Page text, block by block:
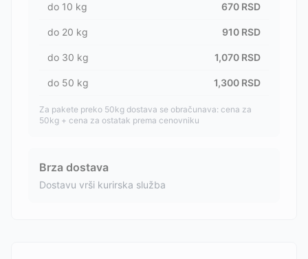
do 10 kg 670 RSD
do 20 kg 910 RSD
do 30 kg 1,070 RSD
do 50 kg 1,300 RSD
Za pakete preko 50kg dostava se obračunava: cena za
50kg + cena za ostatak prema cenovniku
Brza dostava
Dostavu vrši kurirska služba